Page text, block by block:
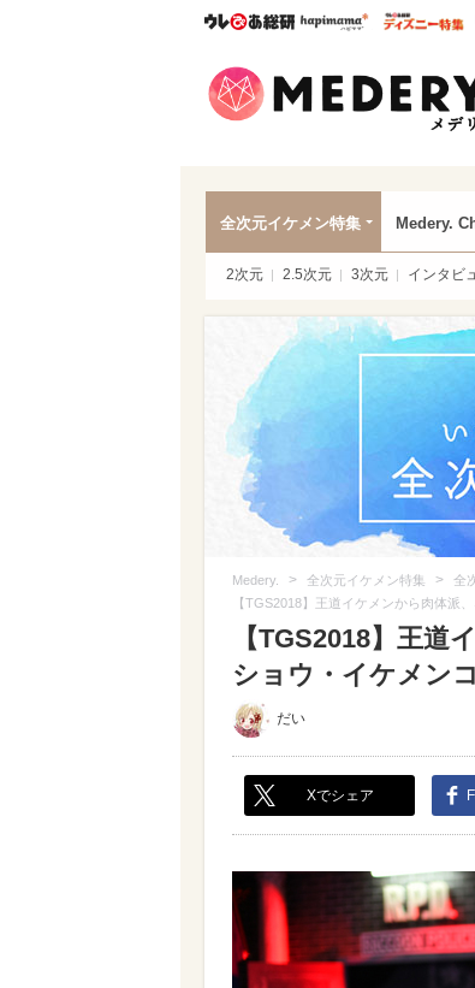
ウレぴあ総研ハピママ*
全次元イケメン特集 Medery.
2次元 2.5次元 3次元 インタビ
Medery. > 全次元イケメン特集 > 全
【TGS2018】王道イケメンから肉体派
【TGS2018】王
ショウ・イケメン
だい
Xでシェア